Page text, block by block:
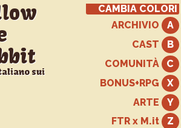
sui
CAMBIA COLORI
ARCHIVIO
CAST
COMUNITÀ
BONUS+RPG
ARTE
FTR x M.it